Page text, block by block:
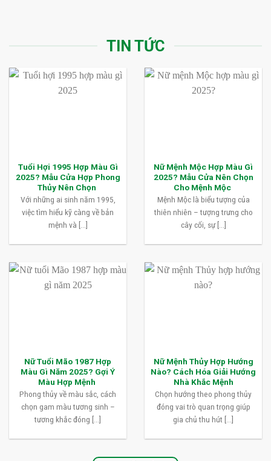
TIN TỨC
Tuổi Hợi 1995 Hợp Màu Gì
2025? Mẫu Cửa Hợp Phong
Thủy Nên Chọn
Với những ai sinh năm 1995,
việc tìm hiểu kỹ càng về bản
mệnh và [...]
Nữ Mệnh Mộc Hợp Màu Gì
2025? Mẫu Cửa Nên Chọn
Cho Mệnh Mộc
Mệnh Mộc là biểu tượng của
thiên nhiên – tượng trưng cho
cây cối, sự [...]
Nữ Tuổi Mão 1987 Hợp
Màu Gì Năm 2025? Gợi Ý
Màu Hợp Mệnh
Phong thủy về màu sắc, cách
chọn gam màu tương sinh –
tương khắc đóng [...]
Nữ Mệnh Thủy Hợp Hướng
Nào? Cách Hóa Giải Hướng
Nhà Khắc Mệnh
Chọn hướng theo phong thủy
đóng vai trò quan trọng giúp
gia chủ thu hút [...]